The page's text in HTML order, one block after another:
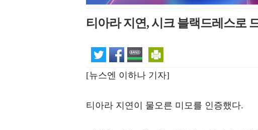
티아라 지연, 시크 블랙드레스로
[뉴스엔 이하나 기자]
티아라 지연이 물오른 미모를 인증했다.